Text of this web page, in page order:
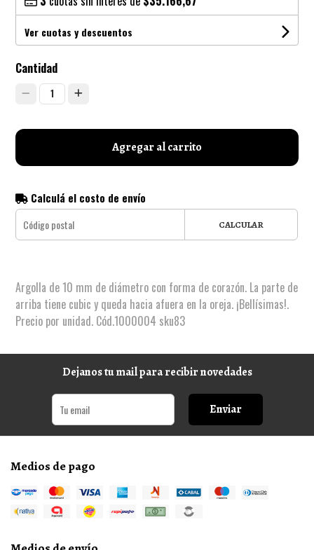
Ver cuotas y descuentos
Cantidad
1
Agregar al carrito
Calculá el costo de envío
CALCULAR
Argolla de 10 mm de diámetro con forma de corazón. La parte de
arriba tiene cubic y queda hacia afuera en la oreja. ¡Bellísimas!.
Precio por unidad. Cód.1000004 sku83
Dejanos tu mail para recibir novedades
Enviar
Medios de pago